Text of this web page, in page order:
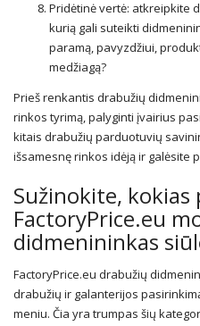
Pridėtinė vertė: atkreipkite
kurią gali suteikti
paramą, pavyzdžiui,
medžiagą?
Prieš renkantis drabužių
rinkos tyrimą, palyginti įvairius
kitais drabužių parduotuvių
išsamesnę rinkos idėją ir galėsite
Sužinokite, kokias
FactoryPrice.eu
didmenininkas
FactoryPrice.eu drabužių
drabužių ir galanterijos
meniu. Čia yra trumpas šių